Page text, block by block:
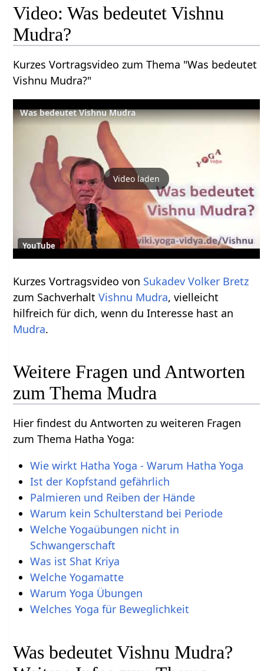
Video: Was bedeutet Vishnu
Mudra?
Kurzes Vortragsvideo zum Thema "Was bedeutet
Vishnu Mudra?"
Was bedeutet Vishnu Mudra
Video laden
YouTube
Kurzes Vortragsvideo von Sukadev Volker Bretz
zum SachverhaltVishnu Mudra, vielleicht
hilfreich für dich, wenn du Interesse hast an
Mudra.
Weitere Fragen und Antworten
zum Thema Mudra
Hier findest du Antworten zu weiteren Fragen
zum Thema Hatha Yoga:
Wie wirkt Hatha Yoga - Warum Hatha Yoga
Ist der Kopfstand gefährlich
Palmieren und Reiben der Hände
Warum kein Schulterstand bei Periode
Welche Yogaübungen nicht in
Schwangerschaft
Was ist Shat Kriya
Welche Yogamatte
Warum Yoga Übungen
Welches Yoga für Beweglichkeit
Was bedeutet Vishnu Mudra?